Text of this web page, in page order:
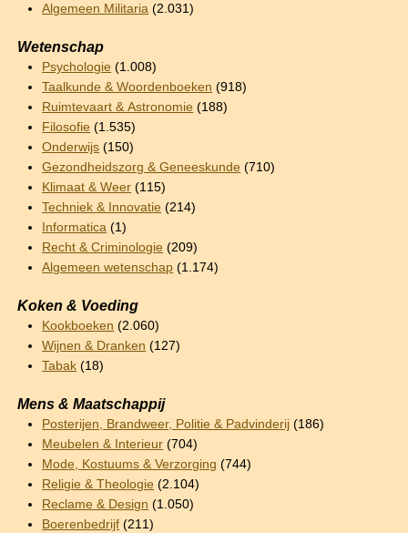
Algemeen Militaria (2.031)
Wetenschap
Psychologie (1.008)
Taalkunde & Woordenboeken (918)
Ruimtevaart & Astronomie (188)
Filosofie (1.535)
Onderwijs (150)
Gezondheidszorg & Geneeskunde (710)
Klimaat & Weer (115)
Techniek & Innovatie (214)
Informatica (1)
Recht & Criminologie (209)
Algemeen wetenschap (1.174)
Koken & Voeding
Kookboeken (2.060)
Wijnen & Dranken (127)
Tabak (18)
Mens & Maatschappij
Posterijen, Brandweer, Politie & Padvinderij (186)
Meubelen & Interieur (704)
Mode, Kostuums & Verzorging (744)
Religie & Theologie (2.104)
Reclame & Design (1.050)
Boerenbedrijf (211)